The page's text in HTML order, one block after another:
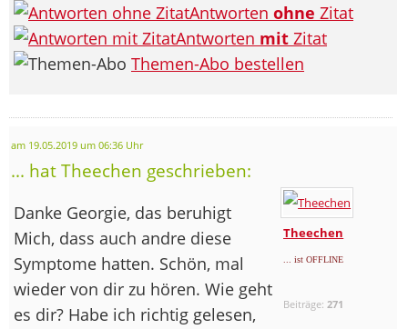
Antworten ohne Zitat
Antworten mit Zitat
Themen-Abo bestellen
am 19.05.2019 um 06:36 Uhr
... hat Theechen geschrieben:
Theechen
... ist OFFLINE
Beiträge: 271
Danke Georgie, das beruhigt
Mich, dass auch andre diese
Symptome hatten. Schön, mal
wieder von dir zu hören. Wie geht
es dir? Habe ich richtig gelesen,